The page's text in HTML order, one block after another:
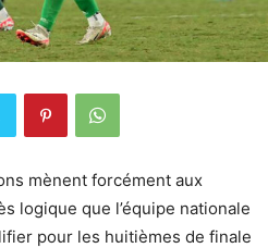
mènent forcément aux
logique que l’équipe nationale
pour les huitièmes de finale